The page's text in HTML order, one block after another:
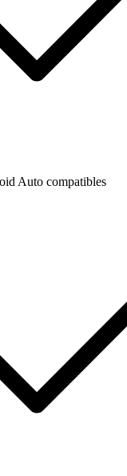
Auto compatibles